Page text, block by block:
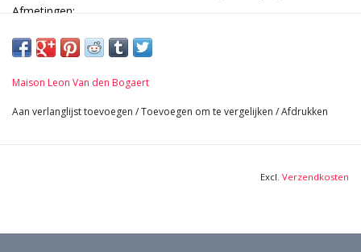
Afmetingen:
24 cm Binnen Vierkant 9,45 Inch
Bekijk Hier De Volledige Foto Galerij In Hoge Kwaliteit →
Maison Leon Van den Bogaert
Aan verlanglijst toevoegen /Toevoegen om te vergelijken /Afdrukken
Excl. Verzendkosten